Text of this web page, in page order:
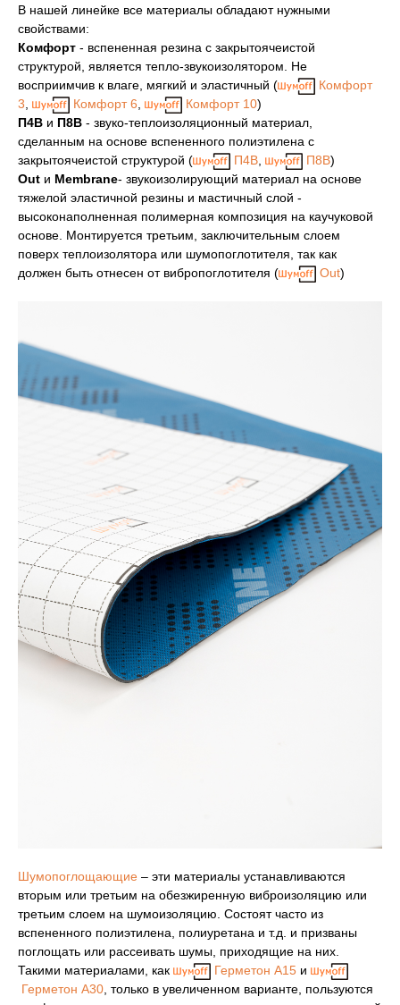
В нашей линейке все материалы обладают нужными
свойствами:
Комфорт - вспененная резина с закрытоячеистой
структурой, является тепло-звукоизолятором. Не
восприимчив к влаге, мягкий и эластичный (
Комфорт
3
Комфорт 6 Комфорт 10)
П4В и П8В - звуко-теплоизоляционный материал,
сделанным на основе вспененного полиэтилена с
закрытоячеистой структурой (
П4В П8В)
Out и Membrane- звукоизолирующий материал на основе
тяжелой эластичной резины и мастичный слой -
высоконаполненная полимерная композиция на каучуковой
основе. Монтируется третьим, заключительным слоем
поверх теплоизолятора или шумопоглотителя, так как
должен быть отнесен от вибропоглотителя (
Out)
Шумопоглощающие – эти материалы устанавливаются
вторым или третьим на обезжиренную виброизоляцию или
третьим слоем на шумоизоляцию. Состоят часто из
вспененного полиэтилена, полиуретана и т.д. и призваны
поглощать или рассеивать шумы, приходящие на них.
Такими материалами, как
Герметон А15 и
Герметон А30 , только в увеличенном варианте, пользуются